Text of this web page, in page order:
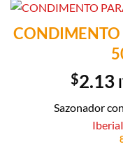
CONDIMENTO
$2.13
Sazonador
Iberia